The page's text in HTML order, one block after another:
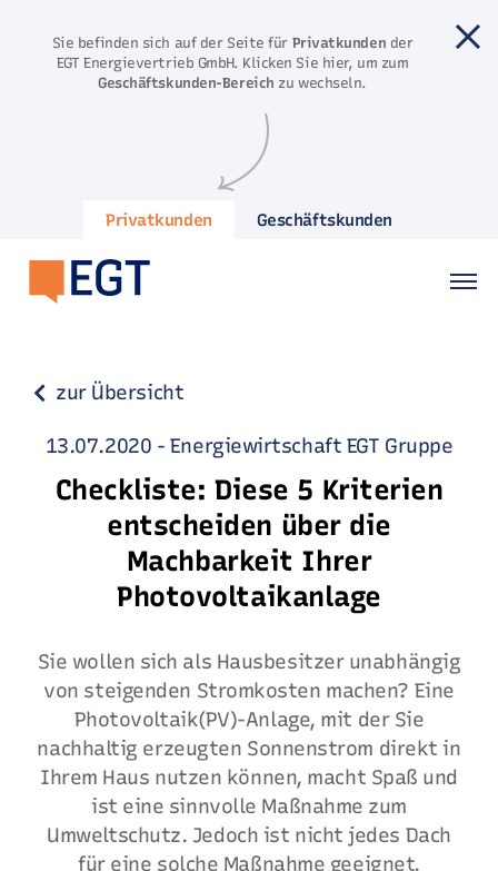
Sie befinden sich auf der Seite für Privatkunden der
EGT Energievertrieb GmbH. Klicken Sie hier, um zum
Geschäftskunden-Bereich zu wechseln.
Privatkunden Geschäftskunden
zur Übersicht
13.07.2020 - Energiewirtschaft EGT Gruppe
Checkliste: Diese 5 Kriterien
entscheiden über die
Machbarkeit Ihrer
Photovoltaikanlage
Sie wollen sich als Hausbesitzer unabhängig
von steigenden Stromkosten machen? Eine
Photovoltaik(PV)-Anlage, mit der Sie
nachhaltig erzeugten Sonnenstrom direkt in
Ihrem Haus nutzen können, macht Spaß und
ist eine sinnvolle Maßnahme zum
Umweltschutz. Jedoch ist nicht jedes Dach
für eine solche Maßnahme geeignet.